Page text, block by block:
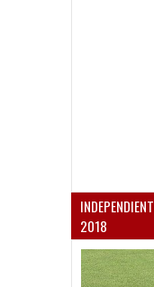
2018